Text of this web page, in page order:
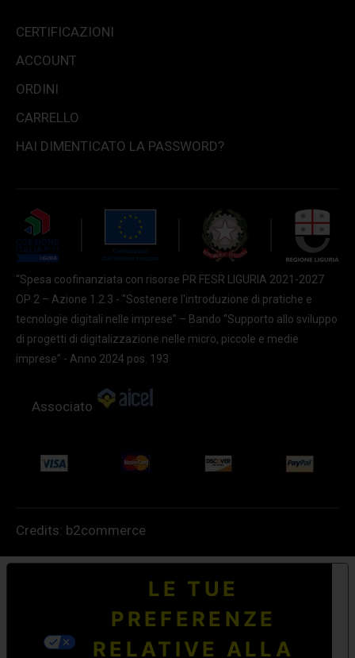
CERTIFICAZIONI
ACCOUNT
ORDINI
CARRELLO
HAI DIMENTICATO LA PASSWORD?
“Spesa coofinanziata con risorse PR FESR LIGURIA 2021-2027
OP 2 – Azione 1.2.3 - "Sostenere l'introduzione di pratiche e
tecnologie digitali nelle imprese” – Bando “Supporto allo sviluppo
di progetti di digitalizzazione nelle micro, piccole e medie
imprese” - Anno 2024 pos. 193
Associato
Credits: b2commerce
LE TUE
PREFERENZE
RELATIVE ALLA